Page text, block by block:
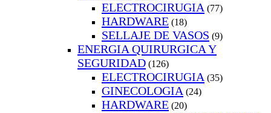
ELECTROCIRUGIA (77)
HARDWARE (18)
SELLAJE DE VASOS (9)
ENERGIA QUIRURGICA Y
SEGURIDAD (126)
ELECTROCIRUGIA (35)
GINECOLOGIA (24)
HARDWARE (20)